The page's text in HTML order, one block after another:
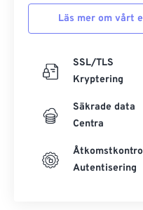
Läs mer om vårt
SSL/TLS
Kryptering
Säkrade data
Centra
Autentisering